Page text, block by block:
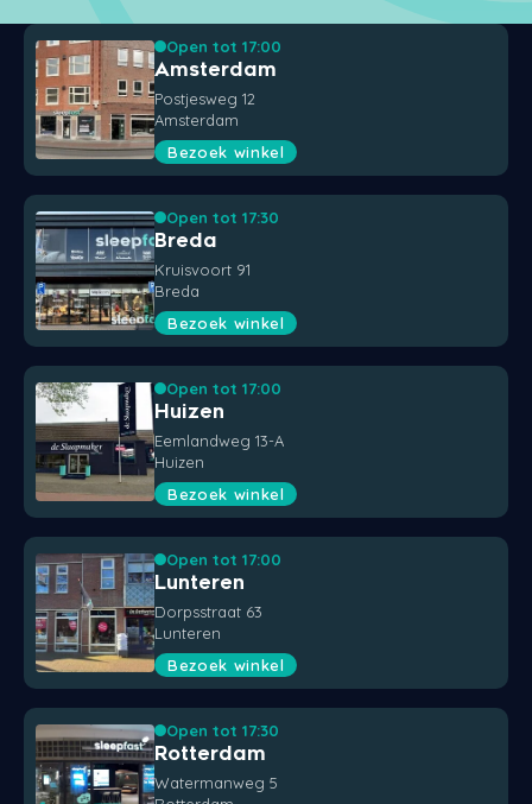
Open tot 17:00
Amsterdam
Postjesweg 12
Amsterdam
Bezoek winkel
Open tot 17:30
Breda
Kruisvoort 91
Breda
Bezoek winkel
Open tot 17:00
Huizen
Eemlandweg 13-A
Huizen
Bezoek winkel
Open tot 17:00
Lunteren
Dorpsstraat 63
Lunteren
Bezoek winkel
Open tot 17:30
Rotterdam
Watermanweg 5